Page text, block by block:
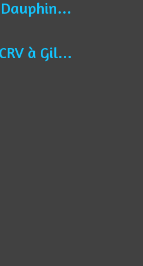
Article du Dauphiné Libéré VTM du 13 juin 2026
Séjour du CRV à Gilette